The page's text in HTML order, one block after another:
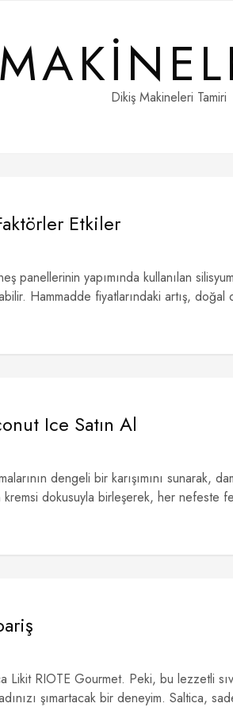
Dikiş Makineleri Tamiri
Etkiler
panellerinin yapımında kullanılan
Hammadde fiyatlarındaki artış,
Ice Satın Al
dengeli bir karışımını sunarak,
dokusuyla birleşerek, her nefeste
Likit RIOTE Gourmet. Peki, bu lezzetli
şımartacak bir deneyim. Saltica,